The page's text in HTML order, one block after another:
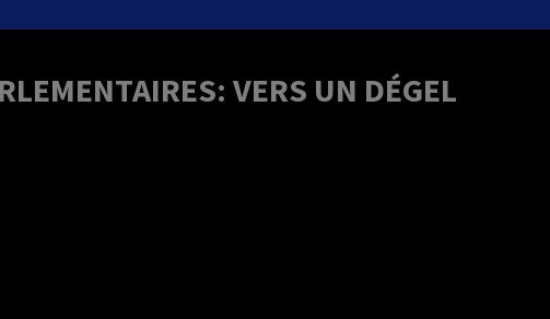
VERS UN DÉGEL